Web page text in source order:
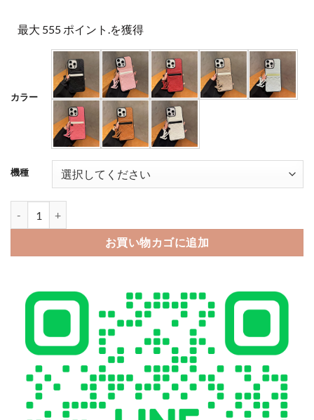
最大 555 ポイント.を獲得
カラー
機種
お買い物カゴに追加